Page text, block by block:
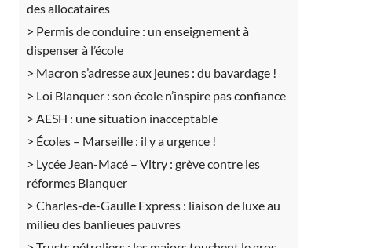
des allocataires
Permis de conduire : un enseignement à
dispenser à l’école
Macron s’adresse aux jeunes : du bavardage !
Loi Blanquer : son école n’inspire pas confiance
AESH : une situation inacceptable
Écoles – Marseille : il y a urgence !
Lycée Jean-Macé – Vitry : grève contre les
réformes Blanquer
Charles-de-Gaulle Express : liaison de luxe au
milieu des banlieues pauvres